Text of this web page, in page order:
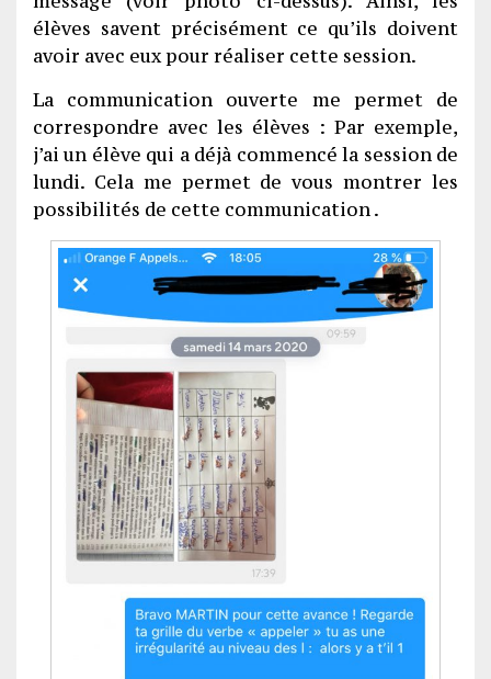
élèves savent précisément ce qu’ils doivent
avoir avec eux pour réaliser cette session.
La communication ouverte me permet de
correspondre avec les élèves : Par exemple,
j’ai un élève qui a déjà commencé la session de
lundi. Cela me permet de vous montrer les
possibilités de cette communication .